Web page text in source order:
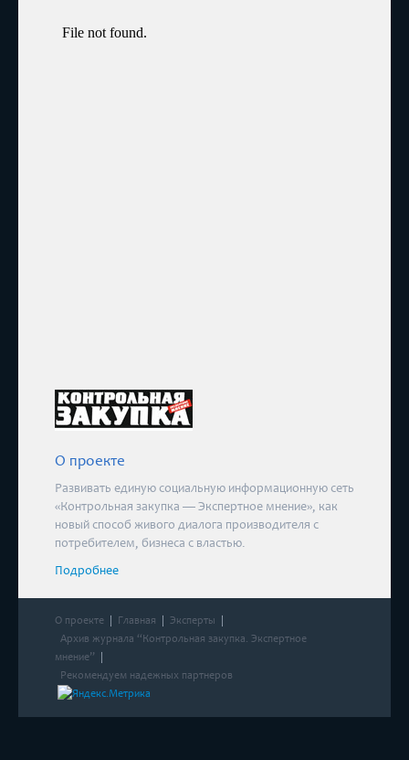
О проекте
Развивать единую социальную информационную сеть
«Контрольная закупка — Экспертное мнение», как
новый способ живого диалога производителя с
потребителем, бизнеса с властью.
Подробнее
О проекте Главная
Эксперты
Архив журнала “Контрольная закупка. Экспертное
мнение”
Рекомендуем надежных партнеров